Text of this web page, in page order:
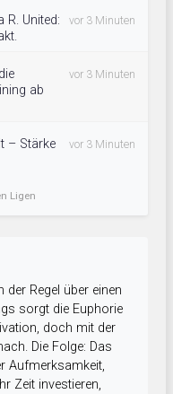
R. United:
vor 3 Minuten
ab
vor 3 Minuten
– Stärke
vor 3 Minuten
Ligen
der Regel über einen
sorgt die Euphorie
doch mit der
Die Folge: Das
Aufmerksamkeit,
Zeit investieren,